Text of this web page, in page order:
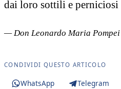
dai loro sottili e perniciosi
— Don Leonardo Maria Pompei
CONDIVIDI QUESTO ARTICOLO
WhatsApp Telegram